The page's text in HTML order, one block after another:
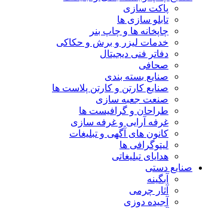
پاکت سازی
تابلو سازی ها
چاپخانه ها و چاپ بنر
خدمات لیزر و برش و حکاکی
دفاتر فنی دیجیتال
صحافی
صنایع بسته بندی
صنایع کارتن و کارتن پلاست ها
صنعت جعبه سازی
طراحان و گرافیست ها
غرفه آرایی و غرفه سازی
کانون های آگهی و تبلیغات
لیتوگرافی ها
هدایای تبلیغاتی
صنایع دستی
آبگینه
آثار چرمی
آجیده دوزی